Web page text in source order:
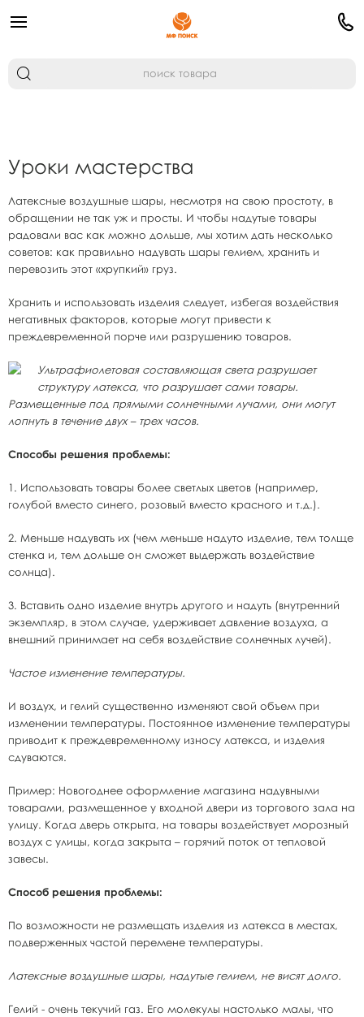
Уроки мастерства
Латексные воздушные шары, несмотря на свою простоту, в
обращении не так уж и просты. И чтобы надутые товары
радовали вас как можно дольше, мы хотим дать несколько
советов: как правильно надувать шары гелием, хранить и
перевозить этот «хрупкий» груз.
Хранить и использовать изделия следует, избегая воздействия
негативных факторов, которые могут привести к
преждевременной порче или разрушению товаров.
Ультрафиолетовая составляющая света разрушает
структуру латекса, что разрушает сами товары.
Размещенные под прямыми солнечными лучами, они могут
лопнуть в течение двух – трех часов.
Способы решения проблемы:
1. Использовать товары более светлых цветов (например,
голубой вместо синего, розовый вместо красного и т.д.).
2. Меньше надувать их (чем меньше надуто изделие, тем толще
стенка и, тем дольше он сможет выдержать воздействие
солнца).
3. Вставить одно изделие внутрь другого и надуть (внутренний
экземпляр, в этом случае, удерживает давление воздуха, а
внешний принимает на себя воздействие солнечных лучей).
Частое изменение температуры.
И воздух, и гелий существенно изменяют свой объем при
изменении температуры. Постоянное изменение температуры
приводит к преждевременному износу латекса, и изделия
сдуваются.
Пример: Новогоднее оформление магазина надувными
товарами, размещенное у входной двери из торгового зала на
улицу. Когда дверь открыта, на товары воздействует морозный
воздух с улицы, когда закрыта – горячий поток от тепловой
завесы.
Способ решения проблемы:
По возможности не размещать изделия из латекса в местах,
подверженных частой перемене температуры.
Латексные воздушные шары, надутые гелием, не висят долго.
Гелий - очень текучий газ. Его молекулы настолько малы, что